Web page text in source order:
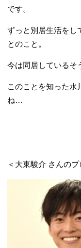
です。
ずっと別居生活をし
とのこと。
今は同居しているそ
このことを知った水
ね…
＜大東駿介 さんの